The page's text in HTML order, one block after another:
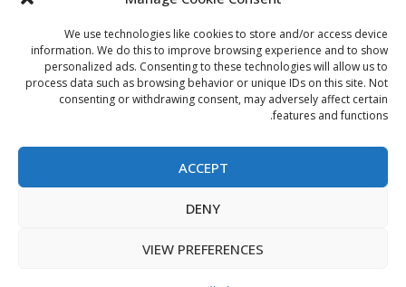
We use technologies like cookies to store and/or access device
information. We do this to improve browsing experience and to show
personalized ads. Consenting to these technologies will allow us to
process data such as browsing behavior or unique IDs on this site. Not
consenting or withdrawing consent, may adversely affect certain
features and functions.
ACCEPT
DENY
VIEW PREFERENCES
أخبار المجتمع مجتمعي
الشارقة لإدارة الأصول تنظم زيارة إلى دار رعاية المسنين
بيان الخصوصية سياسة ملفات تعريف الارتباط
اتصل بنا
حول الموقع
Copyright © All rights reserved.|DarkNews